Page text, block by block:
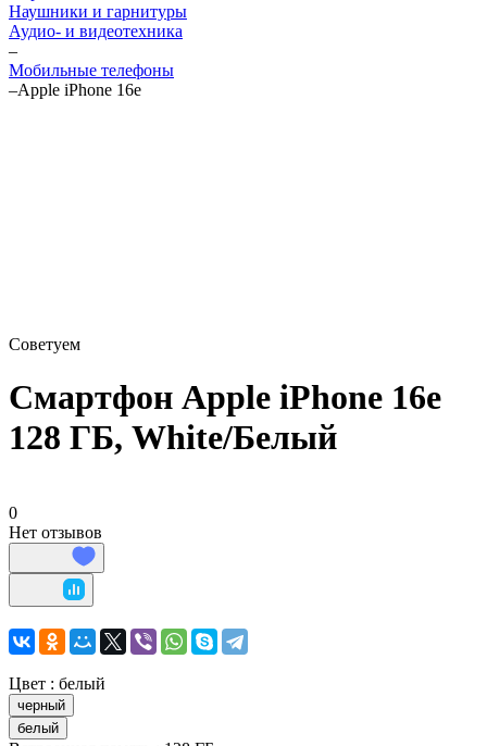
Наушники и гарнитуры
Аудио- и видеотехника
–
Мобильные телефоны
–Apple iPhone 16e
Советуем
Смартфон Apple iPhone 16e
128 ГБ, White/Белый
0
Нет отзывов
Цвет : белый
черный
белый